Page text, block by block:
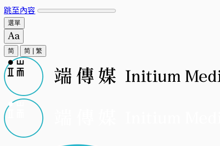
跳至內容
選單
简 简 繁